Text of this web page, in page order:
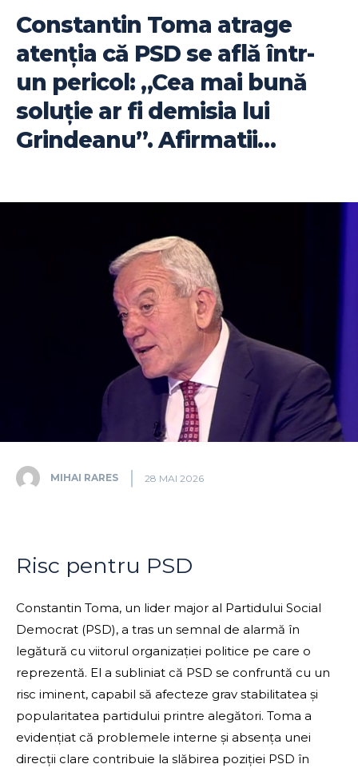
Constantin Toma atrage
atenția că PSD se află într-
un pericol: „Cea mai bună
soluție ar fi demisia lui
Grindeanu”. Afirmatii…
MIHAI RARES 28 MAI 2026
Risc pentru PSD
Constantin Toma, un lider major al Partidului Social
Democrat (PSD), a tras un semnal de alarmă în
legătură cu viitorul organizației politice pe care o
reprezentă. El a subliniat că PSD se confruntă cu un
risc iminent, capabil să afecteze grav stabilitatea și
popularitatea partidului printre alegători. Toma a
evidențiat că problemele interne și absența unei
direcții clare contribuie la slăbirea poziției PSD în